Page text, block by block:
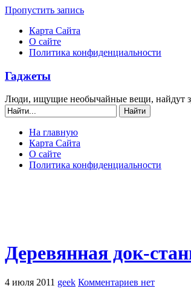
Пропустить запись
Карта Сайта
О сайте
Политика конфиденциальности
Гаджеты
Люди, ищущие необычайные вещи, найдут
На главную
Карта Сайта
О сайте
Политика конфиденциальности
Деревянная док-
4 июля 2011 geek Комментариев нет